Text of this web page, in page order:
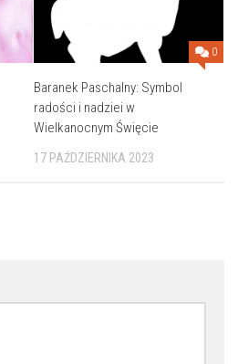
0
Baranek Paschalny: Symbol
radości i nadziei w
Wielkanocnym Święcie
17 PAŹDZIERNIKA 2023